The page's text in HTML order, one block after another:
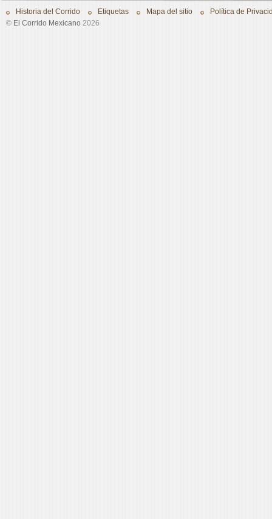
Historia del Corrido Etiquetas Mapa del sitio
Política de
© El Corrido Mexicano 2026